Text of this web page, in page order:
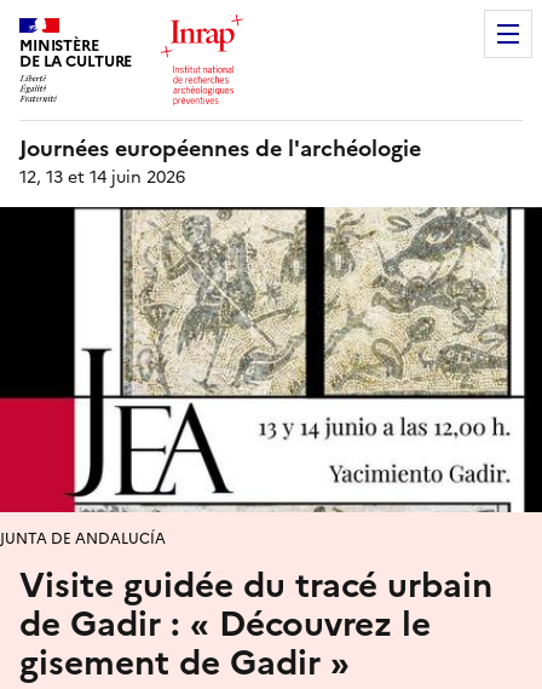
MINISTÈRE
DE LA CULTURE
Journées européennes de l'archéologie
12, 13 et 14 juin 2026
Visite guidée du tracé urbain
de Gadir : « Découvrez le
gisement de Gadir »
JUNTA DE ANDALUCÍA